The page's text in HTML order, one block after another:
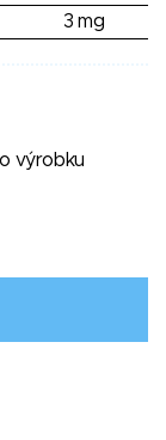
3 mg
výrobku